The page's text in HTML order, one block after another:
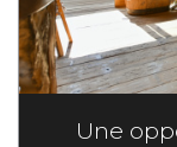
Une